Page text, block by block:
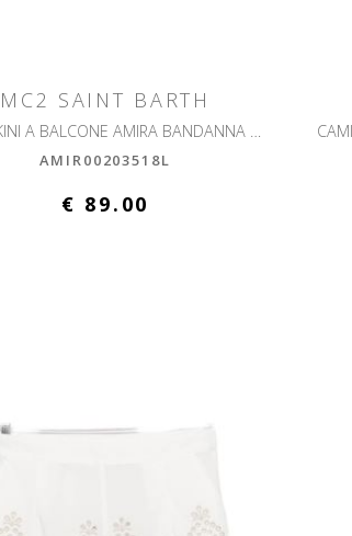
MC2 SAINT BARTH
AMIR00203518L
€ 89.00